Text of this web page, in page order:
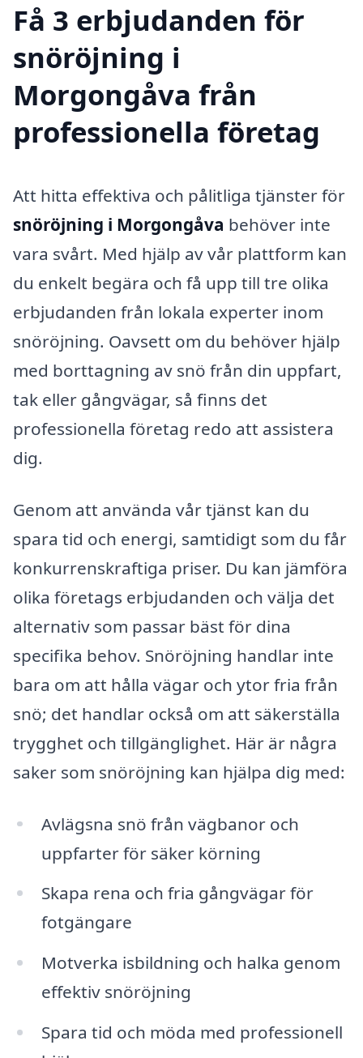
Få 3 erbjudanden för
snöröjning i
Morgongåva från
professionella företag
Att hitta effektiva och pålitliga tjänster för
snöröjning i Morgongåva behöver inte
vara svårt. Med hjälp av vår plattform kan
du enkelt begära och få upp till tre olika
erbjudanden från lokala experter inom
snöröjning. Oavsett om du behöver hjälp
med borttagning av snö från din uppfart,
tak eller gångvägar, så finns det
professionella företag redo att assistera
dig.
Genom att använda vår tjänst kan du
spara tid och energi, samtidigt som du får
konkurrenskraftiga priser. Du kan jämföra
olika företags erbjudanden och välja det
alternativ som passar bäst för dina
specifika behov. Snöröjning handlar inte
bara om att hålla vägar och ytor fria från
snö; det handlar också om att säkerställa
trygghet och tillgänglighet. Här är några
saker som snöröjning kan hjälpa dig med:
Avlägsna snö från vägbanor och
uppfarter för säker körning
Skapa rena och fria gångvägar för
fotgängare
Motverka isbildning och halka genom
effektiv snöröjning
Spara tid och möda med professionell